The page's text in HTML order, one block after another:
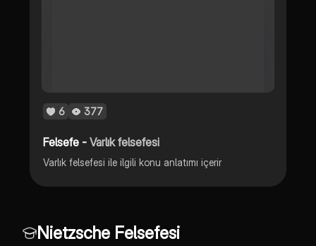
6 377
Felsefe -Varlık felsefesi
Varlık felsefesi ile ilgili konu anlatımı içerir
Nietzsche Felsefesi